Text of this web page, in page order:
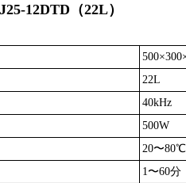
12DTD（22L）
22L
40kHz
500W
20〜80℃
1〜60分